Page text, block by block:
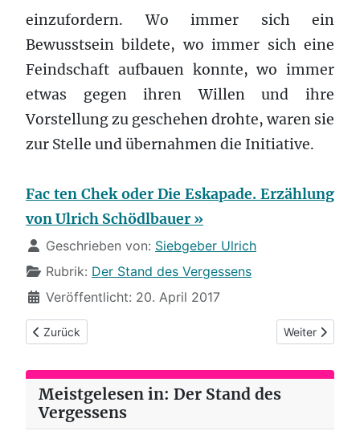
einzufordern. Wo immer sich ein
Bewusstsein bildete, wo immer sich eine
Feindschaft aufbauen konnte, wo immer
etwas gegen ihren Willen und ihre
Vorstellung zu geschehen drohte, waren sie
zur Stelle und übernahmen die Initiative.
Fac ten Chek oder Die Eskapade. Erzählung
von Ulrich Schödlbauer »
Details
Geschrieben von: Siebgeber Ulrich
Rubrik: Der Stand des Vergessens
Veröffentlicht: 20. April 2017
Vorheriger Beitrag: Flanke des Entsetzens
Zurück Nächster
Weiter
Meistgelesen in: Der Stand des
Vergessens